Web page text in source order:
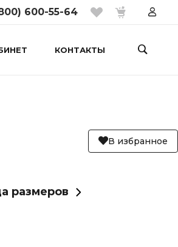
600-55-64
КОНТАКТЫ
В избранное
размеров